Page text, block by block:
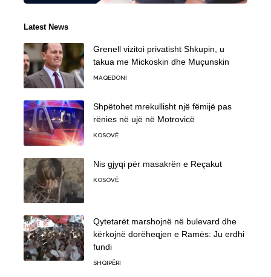
Latest News
Grenell vizitoi privatisht Shkupin, u
takua me Mickoskin dhe Muçunskin
MAQEDONI
Shpëtohet mrekullisht një fëmijë pas
rënies në ujë në Motrovicë
KOSOVË
Nis gjyqi për masakrën e Reçakut
KOSOVË
Qytetarët marshojnë në bulevard dhe
kërkojnë dorëheqjen e Ramës: Ju erdhi
fundi
SHQIPËRI